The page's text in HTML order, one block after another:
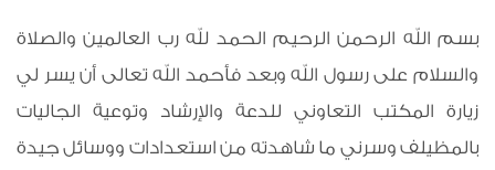
بسم الله الرحمن الرحيم الحمد لله رب العالمين والصلاة
والسلام على رسول الله وبعد فأحمد الله تعالى أن يسر لي
زيارة المكتب التعاوني للدعة والإرشاد وتوعية الجاليات
بالمظيلف وسرني ما شاهدته من استعدادات ووسائل جيدة